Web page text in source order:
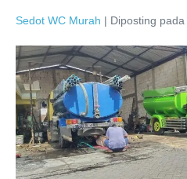
Sedot WC Murah | Diposting pada
Sedot
WC
Gresik
Terpercaya
dan
Murah